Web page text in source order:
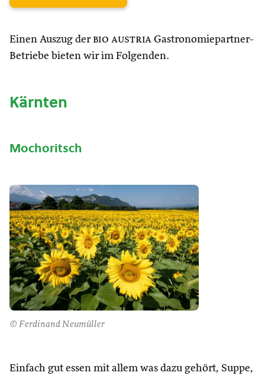
Einen Auszug der bio austria Gastronomiepartner-
Betriebe bieten wir im Folgenden.
Kärnten
Mochoritsch
© Ferdinand Neumüller
Einfach gut essen mit allem was dazu gehört, Suppe,